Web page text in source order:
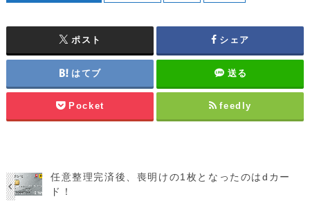
ポスト シェア
はてブ 送る
Pocket feedly
任意整理完済後、喪明けの1枚となったのはdカー
ド！